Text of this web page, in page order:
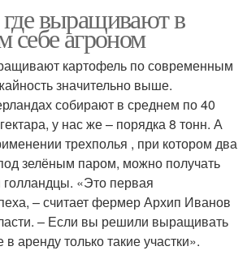
выращивают в
себе агроном
картофель по современным
значительно выше.
собирают в среднем по 40
у нас же – порядка 8 тонн. А
трехполья , при котором два
зелёным паром, можно получать
«Это первая
– считает фермер Архип Иванов
– Если вы решили выращивать
аренду только такие участки».